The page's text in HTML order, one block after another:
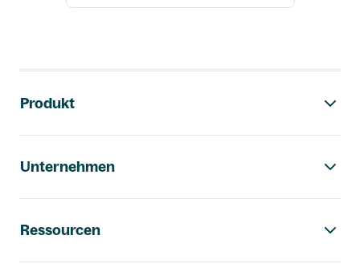
Produkt
Unternehmen
Ressourcen